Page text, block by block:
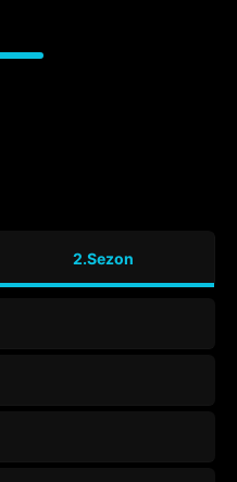
2.Sezon